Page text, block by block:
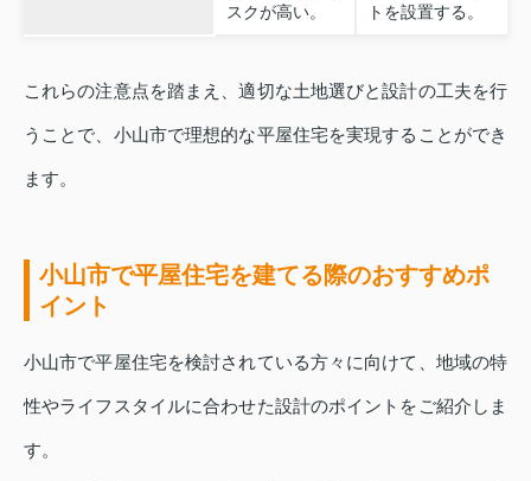
スクが高い。
トを設置する。
これらの注意点を踏まえ、適切な土地選びと設計の工夫を行
うことで、小山市で理想的な平屋住宅を実現することができ
ます。
小山市で平屋住宅を建てる際のおすすめポ
イント
小山市で平屋住宅を検討されている方々に向けて、地域の特
性やライフスタイルに合わせた設計のポイントをご紹介しま
す。